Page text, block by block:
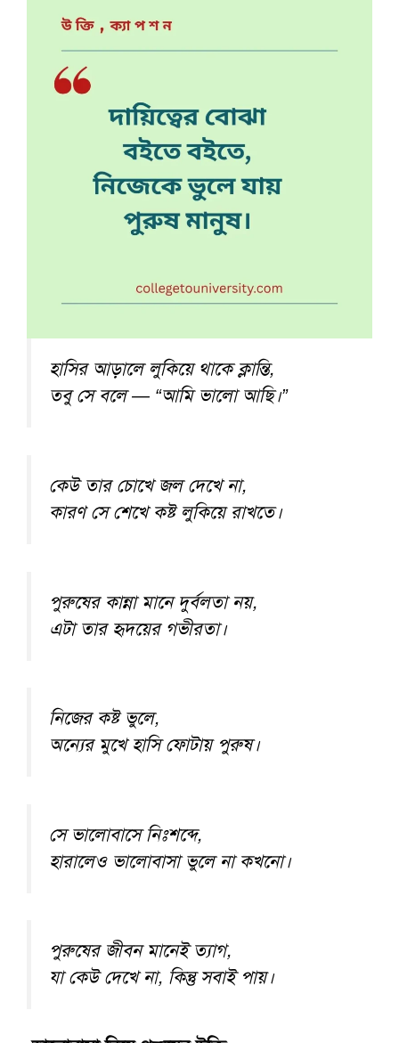
হাসির আড়ালে লুকিয়ে থাকে ক্লান্তি,
তবু সে বলে — “আমি ভালো আছি।”
কেউ তার চোখে জল দেখে না,
কারণ সে শেখে কষ্ট লুকিয়ে রাখতে।
পুরুষের কান্না মানে দুর্বলতা নয়,
এটা তার হৃদয়ের গভীরতা।
নিজের কষ্ট ভুলে,
অন্যের মুখে হাসি ফোটায় পুরুষ।
সে ভালোবাসে নিঃশব্দে,
হারালেও ভালোবাসা ভুলে না কখনো।
পুরুষের জীবন মানেই ত্যাগ,
যা কেউ দেখে না, কিন্তু সবাই পায়।